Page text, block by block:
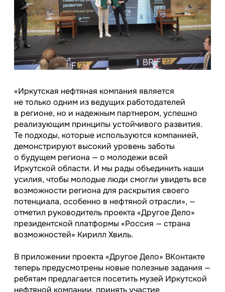
«Иркутская нефтяная компания является
не только одним из ведущих работодателей
в регионе, но и надежным партнером, успешно
реализующим принципы устойчивого развития.
Те подходы, которые используются компанией,
демонстрируют высокий уровень заботы
о будущем региона — о молодежи всей
Иркутской области. И мы рады объединить наши
усилия, чтобы молодые люди смогли увидеть все
возможности региона для раскрытия своего
потенциала, особенно в нефтяной отрасли», —
отметил руководитель проекта «Другое Дело»
президентской платформы «Россия — страна
возможностей» Кирилл Хвиль.
В приложении проекта «Другое Дело» ВКонтакте
теперь предусмотрены новые полезные задания —
ребятам предлагается посетить музей Иркутской
нефтяной компании, принять участие